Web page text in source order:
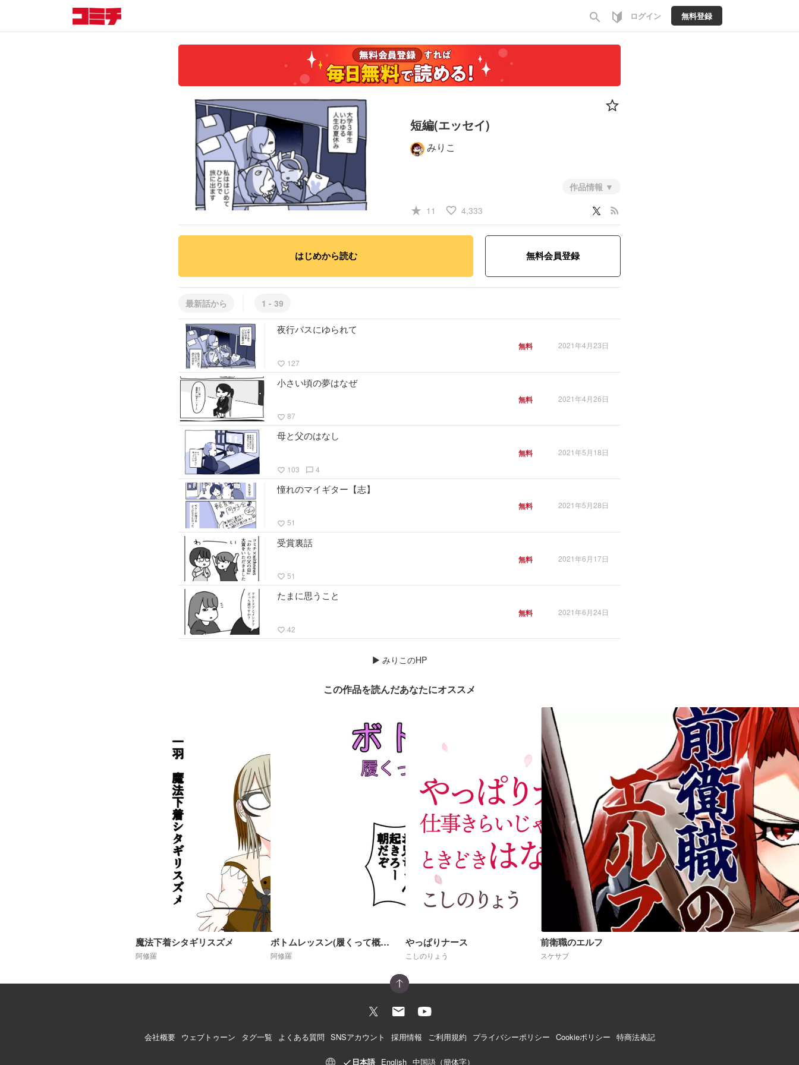
search ログイン 無料登録
短編(エッセイ)
みりこ
#日常系
作品情報
star_rate 11 favorite_border 4,333 rss_feed
はじめから読む 無料会員登録
最新話から 1 - 39
夜行バスにゆられて
2021年4月23日
favorite_border 127
無料
小さい頃の夢はなぜ
2021年4月26日
favorite_border 87
無料
母と父のはなし
2021年5月18日
favorite_border 103 chat_bubble_outline 4
無料
憧れのマイギター【志】
2021年5月28日
favorite_border 51
無料
受賞裏話
2021年6月17日
favorite_border 51
無料
たまに思うこと
2021年6月24日
favorite_border 42
無料
▶ みりこのHP
この作品を読んだあなたにオススメ
魔法下着シタギリスズメ
阿修羅
ボトムレッスン(履くって概念が崩壊した世界)R18
阿修羅
やっぱりナース
こしのりょう
前衛職のエルフ
スケサブ
会社概要 ウェブトゥーン タグ一覧 よくある質問 SNSアカウント 採用情報 ご利用規約 プライバシーポリシー Cookieポリシー 特商法表記
日本語 English 中国語（簡体字）